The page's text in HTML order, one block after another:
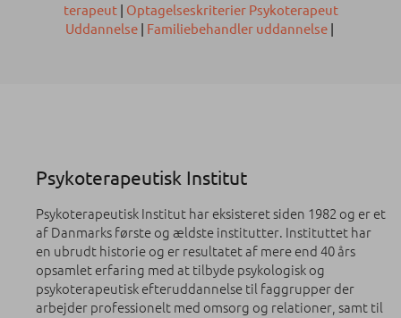
terapeut| Optagelseskriterier Psykoterapeut
Uddannelse| Familiebehandler uddannelse|
Psykoterapeutisk Institut
Psykoterapeutisk Institut har eksisteret siden 1982 og er et
af Danmarks første og ældste institutter. Instituttet har
en ubrudt historie og er resultatet af mere end 40 års
opsamlet erfaring med at tilbyde psykologisk og
psykoterapeutisk efteruddannelse til faggrupper der
arbejder professionelt med omsorg og relationer, samt til